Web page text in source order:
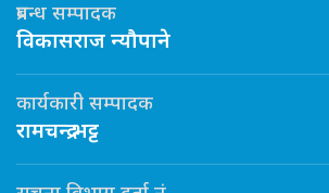
प्रबन्ध सम्पादक
विकासराज न्यौपाने
कार्यकारी सम्पादक
रामचन्द्र भट्ट